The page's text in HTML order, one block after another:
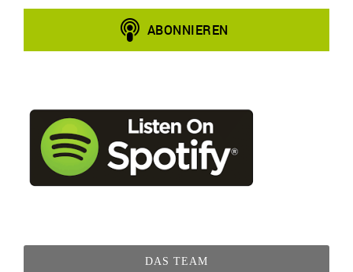
DAS TEAM